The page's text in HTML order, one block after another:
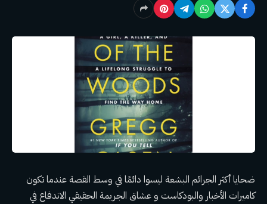
ضحايا أكثر الجرائم البشعة ليسوا دائمًا في وسط القصة عندما تكون
كاميرات الأخبار والبودكاست و عشاق الجريمة الحقيقي الاندفاع في